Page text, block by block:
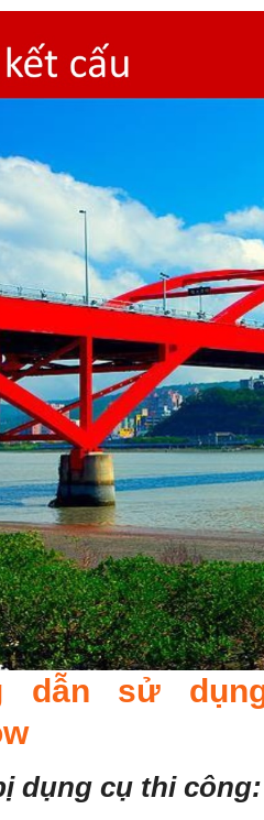
dẫn sử
dụng cụ thi công: